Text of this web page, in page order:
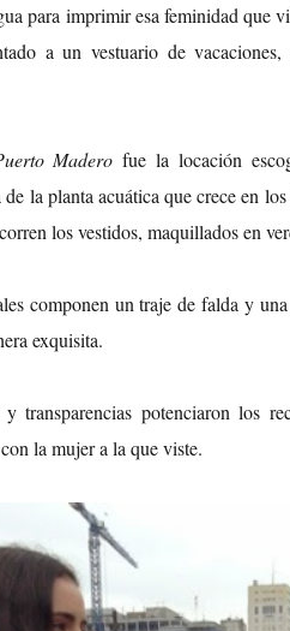
para imprimir esa feminidad que
a un vestuario de
Madero fue la locación
la planta acuática que crece en
los vestidos, maquillados en
componen un traje de falda y
exquisita.
transparencias potenciaron los
la mujer a la que viste.